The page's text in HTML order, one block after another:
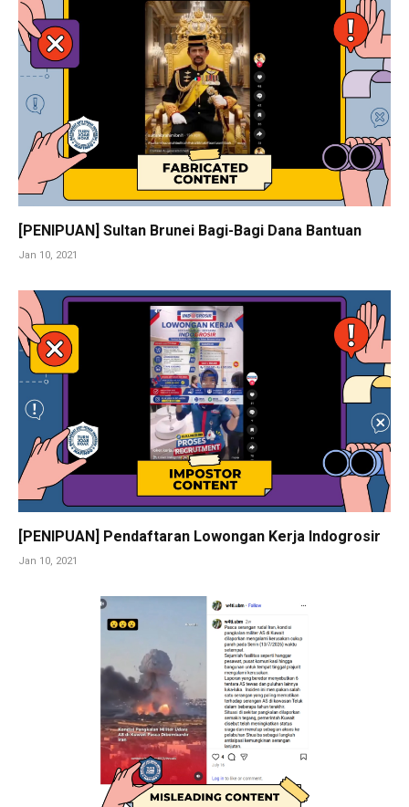
[PENIPUAN] Sultan Brunei Bagi-Bagi Dana Bantuan
Jan 10, 2021
[PENIPUAN] Pendaftaran Lowongan Kerja Indogrosir
Jan 10, 2021